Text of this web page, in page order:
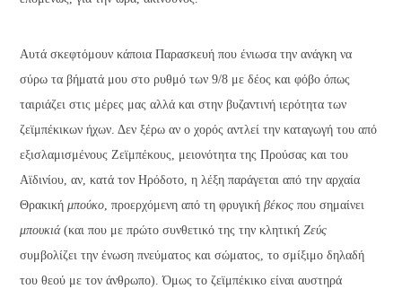
Αυτά σκεφτόμουν κάποια Παρασκευή που ένιωσα την ανάγκη να
σύρω τα βήματά μου στο ρυθμό των 9/8 με δέος και φόβο όπως
ταιριάζει στις μέρες μας αλλά και στην βυζαντινή ιερότητα των
ζεϊμπέκικων ήχων. Δεν ξέρω αν ο χορός αντλεί την καταγωγή του από
εξισλαμισμένους Ζεϊμπέκους, μειονότητα της Προύσας και του
Αϊδινίου, αν, κατά τον Ηρόδοτο, η λέξη παράγεται από την αρχαία
Θρακικήμπούκο , προερχόμενη από τη φρυγικήβέκος που σημαίνει
μπουκιά(και που με πρώτο συνθετικό της την κλητικήΖεύς
συμβολίζει την ένωση πνεύματος και σώματος, το σμίξιμο δηλαδή
του θεού με τον άνθρωπο). Όμως το ζεϊμπέκικο είναι αυστηρά